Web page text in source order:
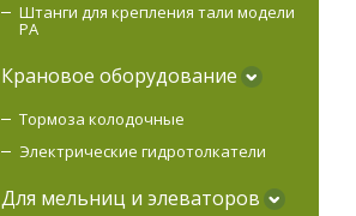
Штанги для крепления тали модели
РА
Крановое оборудование
Тормоза колодочные
Электрические гидротолкатели
Для мельниц и элеваторов